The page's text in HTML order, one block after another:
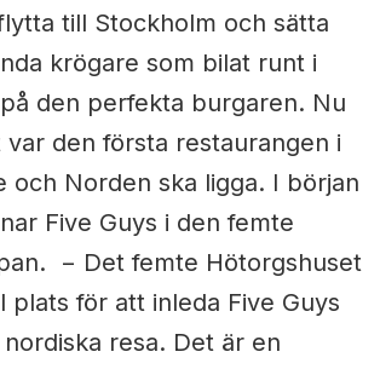
till Stockholm och sätta
krögare som bilat runt i
den perfekta burgaren. Nu
den första restaurangen i
och Norden ska ligga. I början
Five Guys i den femte
− Det femte Hötorgshuset
plats för att inleda Five Guys
resa. Det är en